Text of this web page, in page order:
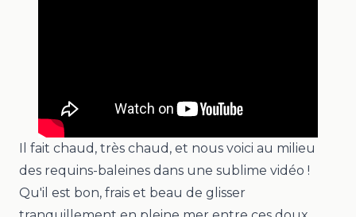
Il fait chaud, très chaud, et nous voici au milieu
des requins-baleines dans une sublime vidéo !
Qu'il est bon, frais et beau de glisser